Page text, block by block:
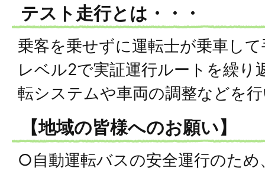
テスト走行とは・・・
乗客を乗せずに運転士が乗車し
レベル2で実証運行ルートを繰り
転システムや車両の調整などを
【地域の皆様へのお願い】
○自動運転バスの安全運行のため